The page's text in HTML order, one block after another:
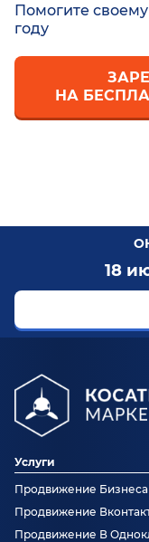
Помогите
году
НА
18
Услуги
Продвижение Бизнеса
Продвижение
Продвижение В